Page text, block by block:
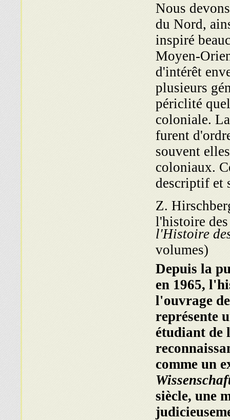
Nous
du Nord,
inspiré
Moyen-
d'intérêt
plusieurs
périclité
coloniale.
furent
souvent
coloniaux.
descriptif et
Z.
l'histoire
l'Histoire
volumes)
Depuis la
en 1965,
l'ouvrage
représente
étudiant de
comme un
siècle, une